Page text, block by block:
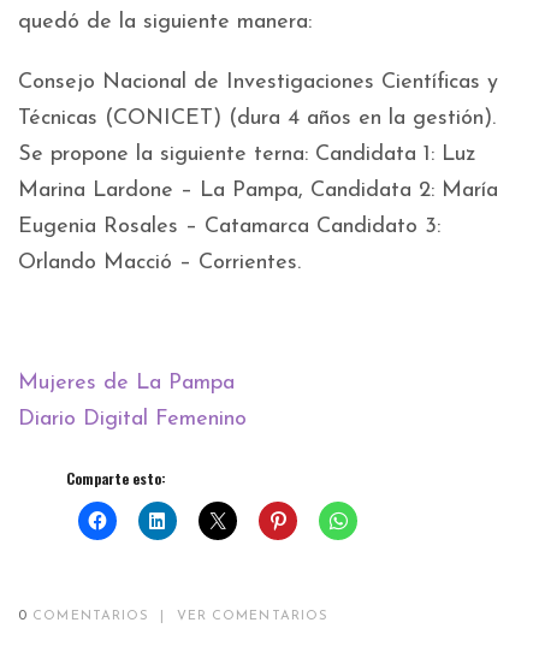
quedó de la siguiente manera:
Consejo Nacional de Investigaciones Científicas y
Técnicas (CONICET) (dura 4 años en la gestión).
Se propone la siguiente terna: Candidata 1: Luz
Marina Lardone – La Pampa, Candidata 2: María
Eugenia Rosales – Catamarca Candidato 3:
Orlando Macció – Corrientes.
Mujeres de La Pampa
Diario Digital Femenino
Comparte esto:
0 COMENTARIOS VER COMENTARIOS